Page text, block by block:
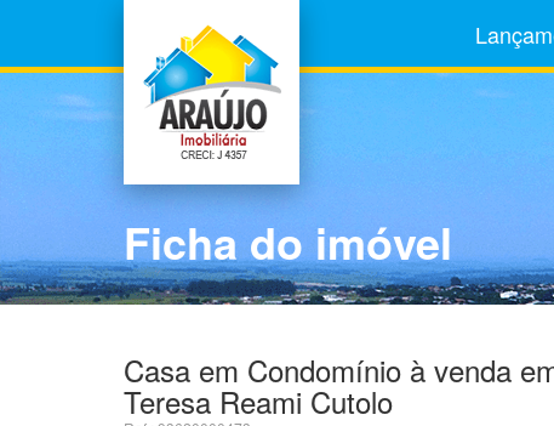
Ficha do imóvel
Casa em Condomínio à venda
Teresa Reami Cutolo